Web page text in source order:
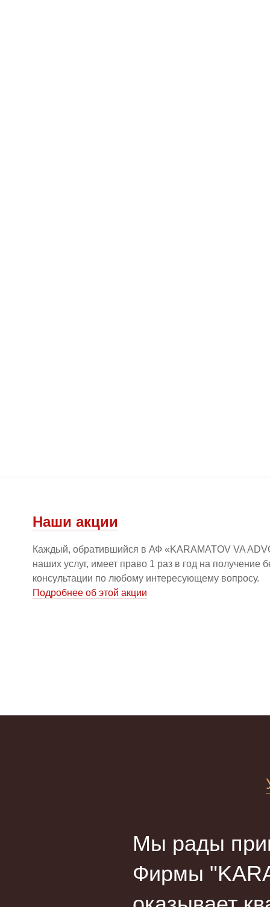
Наши акции
Каждый, обратившийся в АФ «KARAMATOV VA
наших услуг, имеет право 1 раз в год на получение
консультации по любому интересующему вопросу.
Подробнее об этой акции
Мы рады
Фирмы